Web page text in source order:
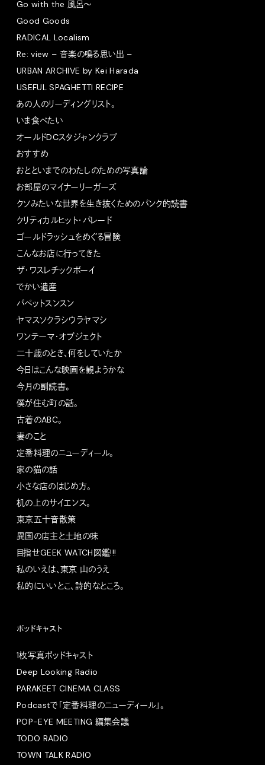
Go with the 風呂〜
Good Goods
RADICAL Localism
Re: view – 音楽の鳴る思い出 –
URBAN ARCHIVE by Kei Harada
USEFUL SPAGHETTI RECIPE
あの人のリーディングリスト。
いま食べたい
オールドDCスタジャンクラブ
おすすめ
おとといまでのわたしのための写真論
お部屋のマイナーリーガーズ
クソみたいな世界を生き抜くためのパンク的読書
クリティカルヒット・パレード
ゴールドラッシュをめぐる冒険
こんなお店に行ってきた
ザ・ワスレチックボーイ
でかい遺産
パペットスンスン
ヤマスソクラシウラヤマシ
ワンテーマ・オブジェクト
二十歳のとき、何をしていたか
今日はこんな映画を観ようかな
今月の副読書。
僕が住む町の話。
古着のABC。
妻のこと
定番料理のニューディール。
家の猫の話
小さな店のはじめ方。
机の上のサイエンス。
東京五十音散策
異国の店主と土地の味
目指せGEEK WATCH図鑑!!!
私のいえは、東京 山のうえ
私的にいいとこ、詩的なところ。
ポッドキャスト
1枚写真ポッドキャスト
Deep Looking Radio
PARAKEET CINEMA CLASS
Podcastで「定番料理のニューディール」。
POP-EYE MEETING 編集会議
TODO RADIO
TOWN TALK RADIO